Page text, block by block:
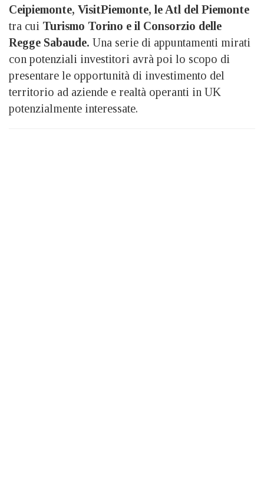
Ceipiemonte, VisitPiemonte, le Atl del Piemonte
tra cui Turismo Torino e il Consorzio delle
Regge Sabaude. Una serie di appuntamenti mirati
con potenziali investitori avrà poi lo scopo di
presentare le opportunità di investimento del
territorio ad aziende e realtà operanti in UK
potenzialmente interessate.